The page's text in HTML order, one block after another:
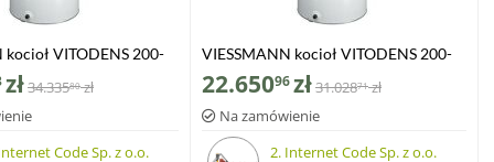
kocioł VITODENS 200-
z zasobnikiem c.w.u
W poj. 150 l
zł34.33580 zł
Code Sp. z o.o.
VIESSMANN kocioł VITODENS 200-
W 1.9-19,0 kW z zasobnikiem c.w.u
VITOCELL 100-W poj. 120 l
22.65096zł31.02871 zł
Na zamówienie
2. Internet Code Sp. z o.o.